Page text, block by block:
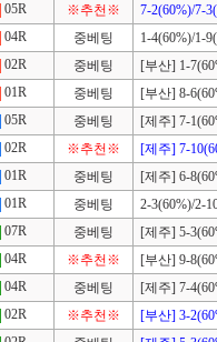
05R ※추천※
7-2(60%)/7-
04R 중베팅
1-4(60%)/1-
02R 중베팅
[부산] 1-
01R 중베팅
[부산] 8-
05R 중베팅
[제주] 7-
02R ※추천※
[제주] 7-
01R 중베팅
[제주] 6-
01R 중베팅
2-3(60%)/2-
07R 중베팅
[제주] 5-
04R ※추천※
[부산] 9-
04R 중베팅
[제주] 7-
02R ※추천※
[부산] 3-